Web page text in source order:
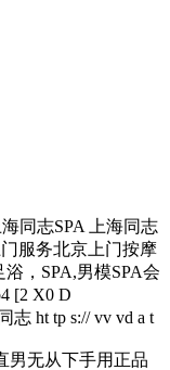
同志SPA 上海同志
服务北京上门按摩
，SPA,男模SPA会
[2 X0 D
ht tp s:// vv vd a t
男无从下手用正品